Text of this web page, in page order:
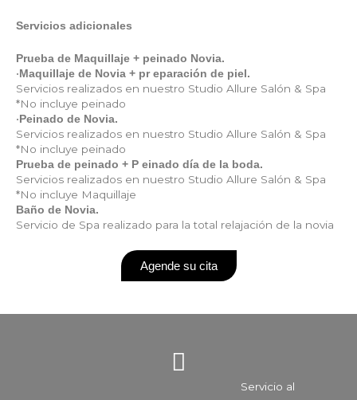
Servicios adicionales
Prueba de Maquillaje + peinado Novia.
•Maquillaje de Novia + pr eparación de piel.
Servicios realizados en nuestro Studio Allure Salón & Spa
*No incluye peinado
•Peinado de Novia.
Servicios realizados en nuestro Studio Allure Salón & Spa
*No incluye peinado
Prueba de peinado + P einado día de la boda.
Servicios realizados en nuestro Studio Allure Salón & Spa
*No incluye Maquillaje
Baño de Novia.
Servicio de Spa realizado para la total relajación de la novia
Agende su cita
I
n
F
a
Y
o
Servicio al